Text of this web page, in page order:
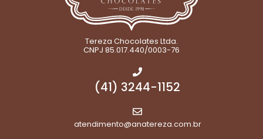
Tereza Chocolates Ltda.
CNPJ 85.017.440/0003-76
(41) 3244-1152
atendimento@anatereza.com.br